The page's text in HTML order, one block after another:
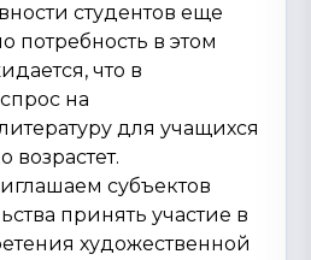
студентов еще
потребность в этом
что в
на
для учащихся
возрастет.
субъектов
принять участие в
художественной